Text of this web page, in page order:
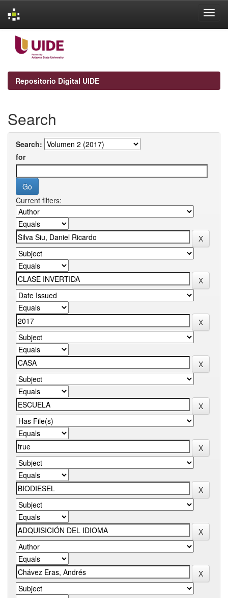
navigation
Repositorio Digital UIDE
Search
Search:
for
Current filters: